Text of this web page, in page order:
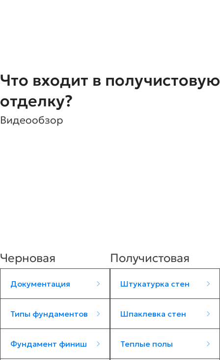
Что входит в получистовую
отделку?
Видеообзор
Черновая
Документация
Типы фундаментов
Фундамент финиш
Получистовая
Штукатурка стен
Шпаклевка стен
Теплые полы